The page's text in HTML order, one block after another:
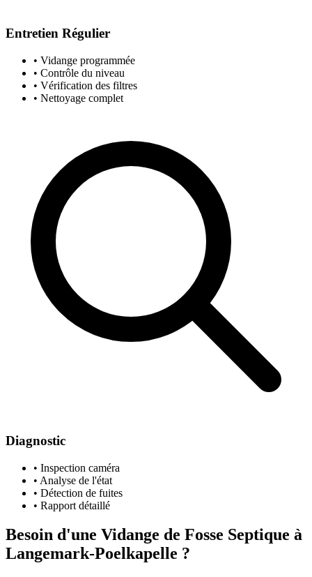
Entretien Régulier
• Vidange programmée
• Contrôle du niveau
• Vérification des filtres
• Nettoyage complet
Diagnostic
• Inspection caméra
• Analyse de l'état
• Détection de fuites
• Rapport détaillé
Besoin d'une Vidange de Fosse Septique à
Langemark-Poelkapelle ?